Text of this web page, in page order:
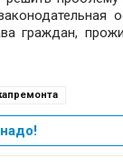
граждан,